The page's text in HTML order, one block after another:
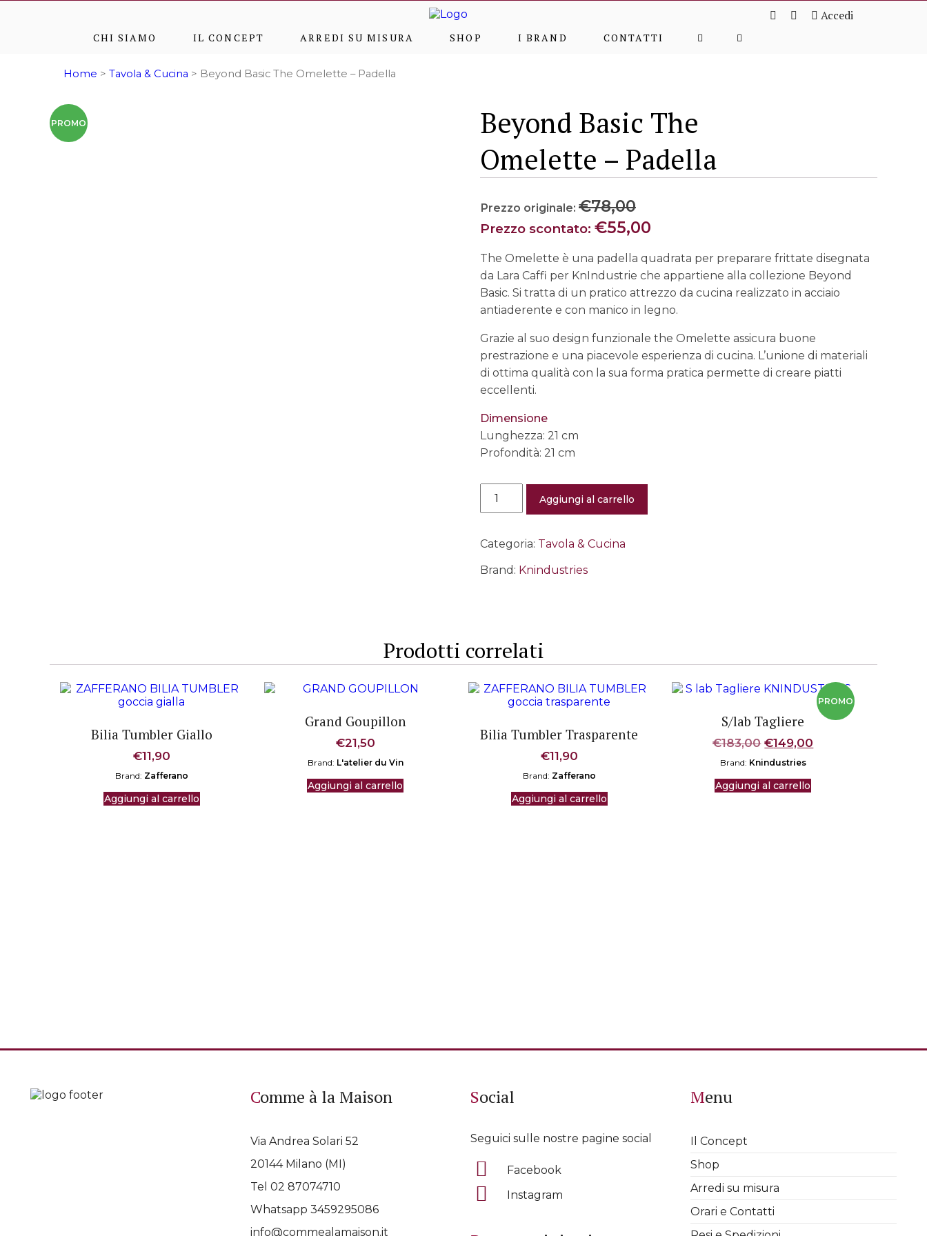
Accedi
CHI SIAMO IL CONCEPT ARREDI SU MISURA SHOP I BRAND CONTATTI
Home > Tavola & Cucina > Beyond Basic The Omelette – Padella
Beyond Basic The
Omelette – Padella
€78,00Il
prezzo
era:
€78,00.
€55,00
The Omelette è una padella quadrata per preparare frittate disegnata
da Lara Caffi per KnIndustrie che appartiene alla collezione Beyond
Basic. Si tratta di un pratico attrezzo da cucina realizzato in acciaio
antiaderente e con manico in legno.
Grazie al suo design funzionale the Omelette assicura buone
prestrazione e una piacevole esperienza di cucina. L’unione di materiali
di ottima qualità con la sua forma pratica permette di creare piatti
eccellenti.
Dimensione
Lunghezza: 21 cm
Profondità: 21 cm
Basic
The
–
quantità
Aggiungi al carrello
Categoria: Tavola & Cucina
Brand: Knindustries
Prodotti correlati
Bilia Tumbler Giallo
€11,90
Brand: Zafferano
Aggiungi al carrello
Grand Goupillon
€21,50
Brand: L'atelier du Vin
Aggiungi al carrello
Bilia Tumbler Trasparente
€11,90
Brand: Zafferano
Aggiungi al carrello
S/lab Tagliere
€183,00 Il
prezzo
originale
era:
€149,00
Brand: Knindustries
Aggiungi al carrello
Comme à la Maison
Via Andrea Solari 52
20144 Milano (MI)
Tel 02 87074710
Whatsapp 3459295086
info@commealamaison.it
Social
Seguici sulle nostre pagine social
Facebook
Instagram
Menu
Il Concept
Shop
Arredi su misura
Orari e Contatti